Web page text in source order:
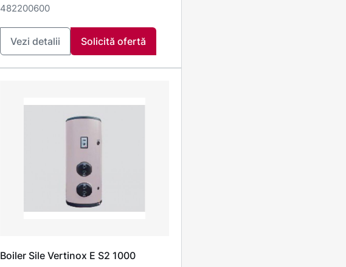
482200600
Vezi detalii Solicită ofertă
Boiler Sile Vertinox E S2 1000